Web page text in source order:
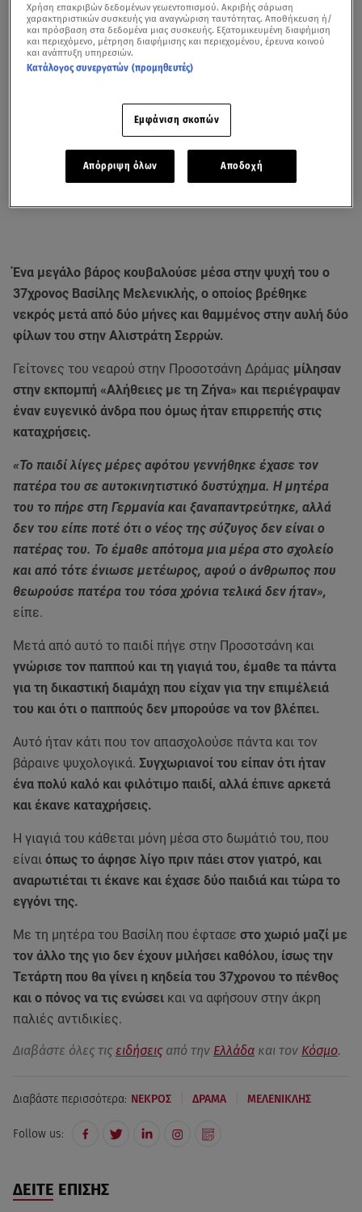
Ένα μεγάλο βάρος κουβαλούσε μέσα στην ψυχή του ο
37χρονος Βασίλης Μελενικλής, ο οποίος βρέθηκε
νεκρός μετά από δύο μήνες και θαμμένος στην αυλή δύο
φίλων του στην Αλιστράτη Σερρών.
Γείτονες του νεαρού στην Προσοτσάνη Δράμας μίλησαν
στην εκπομπή «Αλήθειες με τη Ζήνα» και περιέγραψαν
έναν ευγενικό άνδρα που όμως ήταν επιρρεπής στις
καταχρήσεις.
«Το παιδί λίγες μέρες αφότου γεννήθηκε έχασε τον
πατέρα του σε αυτοκινητιστικό δυστύχημα. Η μητέρα
του το πήρε στη Γερμανία και ξαναπαντρεύτηκε, αλλά
δεν του είπε ποτέ ότι ο νέος της σύζυγος δεν είναι ο
πατέρας του. Το έμαθε απότομα μια μέρα στο σχολείο
και από τότε ένιωσε μετέωρος, αφού ο άνθρωπος που
θεωρούσε πατέρα του τόσα χρόνια τελικά δεν ήταν»,
είπε.
Μετά από αυτό το παιδί πήγε στην Προσοτσάνη και
γνώρισε τον παππού και τη γιαγιά του, έμαθε τα πάντα
για τη δικαστική διαμάχη που είχαν για την επιμέλειά
του και ότι ο παππούς δεν μπορούσε να τον βλέπει.
Αυτό ήταν κάτι που τον απασχολούσε πάντα και τον
βάραινε ψυχολογικά. Συγχωριανοί του είπαν ότι ήταν
ένα πολύ καλό και φιλότιμο παιδί, αλλά έπινε αρκετά
και έκανε καταχρήσεις.
Η γιαγιά του κάθεται μόνη μέσα στο δωμάτιό του, που
είναι όπως το άφησε λίγο πριν πάει στον γιατρό, και
αναρωτιέται τι έκανε και έχασε δύο παιδιά και τώρα το
εγγόνι της.
Με τη μητέρα του Βασίλη που έφτασε στο χωριό μαζί με
τον άλλο της γιο δεν έχουν μιλήσει καθόλου, ίσως την
Τετάρτη που θα γίνει η κηδεία του 37χρονου το πένθος
και ο πόνος να τις ενώσει και να αφήσουν στην άκρη
παλιές αντιδικίες.
Διαβάστε όλες τις ειδήσεις από την Ελλάδα και τον Κόσμο.
Διαβάστε περισσότερα: ΝΕΚΡΟΣ ΔΡΑΜΑ ΜΕΛΕΝΙΚΛΗΣ
Follow us:
ΔΕΙΤΕ ΕΠΙΣΗΣ
Χρήση επακριβών δεδομένων γεωεντοπισμού. Ακριβής σάρωση
χαρακτηριστικών συσκευής για αναγνώριση ταυτότητας. Αποθήκευση ή/
και πρόσβαση στα δεδομένα μιας συσκευής. Εξατομικευμένη διαφήμιση
και περιεχόμενο, μέτρηση διαφήμισης και περιεχομένου, έρευνα κοινού
και ανάπτυξη υπηρεσιών.
Κατάλογος συνεργατών (προμηθευτές)
Εμφάνιση σκοπών
Απόρριψη όλων Αποδοχή